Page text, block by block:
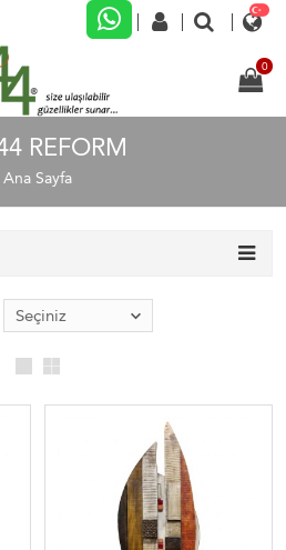
REFORM
Ana Sayfa